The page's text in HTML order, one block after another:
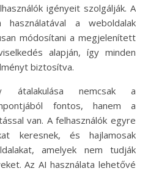
igényeit szolgálják. A
használatával a weboldalak
módosítani a megjelenített
alapján, így minden
biztosítva.
átalakulása nemcsak a
fontos, hanem a
van. A felhasználók egyre
keresnek, és hajlamosak
amelyek nem tudják
Az AI használata lehetővé